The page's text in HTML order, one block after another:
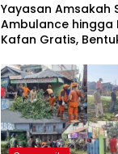
Yayasan Amsakah
Ambulance hingga
Kafan Gratis,